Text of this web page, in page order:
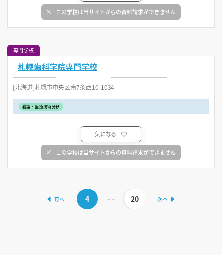
この学校は当サイトからの資料請求ができません
専門学校
札幌歯科学院専門学校
[北海道]札幌市中央区南7条西10-1034
看護・医療技術分野
気になる
この学校は当サイトからの資料請求ができません
4 … 20